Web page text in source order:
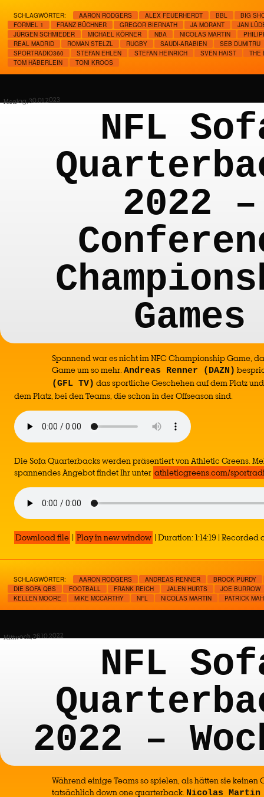
SCHLAGWÖRTER: AARON RODGERS ALEX FEUERHERDT BBL
BIG
FORMEL 1
FRANZ BÜCHNER GREGOR BIERNATH JA MORANT
JAN
JÜRGEN SCHMIEDER
MICHAEL KÖRNER NBA NICOLAS MARTIN
REAL MADRID
ROMAN STELZL RUGBY SAUDI-ARABIEN
SEB DUMITRU
SPORTRADIO360
STEFAN EHLEN STEFAN HEINRICH SVEN HAIST
THE
TOM HÄBERLEIN
TONI KROOS
Montag, 30.01.2023
NFL
2022 –
Games
Spannend war es nicht im NFC Championship Game,
Game um so mehr.Andreas Renner (DAZN)
(GFL TV) das sportliche Geschehen auf dem Platz
dem Platz, bei den Teams, die schon in der Offseason sind.
Die Sofa Quarterbacks werden präsentiert von Athletic Greens.
spannendes Angebot findet Ihr unter athleticgreens.com/
Download file | Play in new window | Duration: 1:14:19 | Recorded
SCHLAGWÖRTER: AARON RODGERS ANDREAS RENNER
BROCK PURDY
DIE SOFA QBS
FOOTBALL FRANK REICH JALEN HURTS
JOE BURROW
KELLEN MOORE
MIKE MCCARTHY NFL NICOLAS MARTIN PATRICK
Mittwoch, 26.10.2022
NFL
2022 –
Während einige Teams so spielen, als hätten sie
tatsächlich down one quarterback. Nicolas Martin